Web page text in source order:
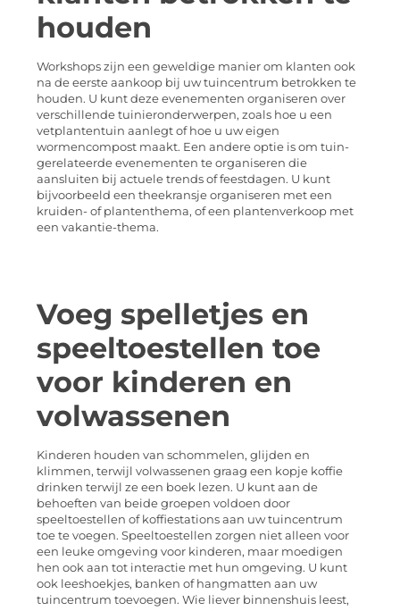
houden
Workshops zijn een geweldige manier om klanten ook
na de eerste aankoop bij uw tuincentrum betrokken te
houden. U kunt deze evenementen organiseren over
verschillende tuinieronderwerpen, zoals hoe u een
vetplantentuin aanlegt of hoe u uw eigen
wormencompost maakt. Een andere optie is om tuin-
gerelateerde evenementen te organiseren die
aansluiten bij actuele trends of feestdagen. U kunt
bijvoorbeeld een theekransje organiseren met een
kruiden- of plantenthema, of een plantenverkoop met
een vakantie-thema.
Voeg spelletjes en
speeltoestellen toe
voor kinderen en
volwassenen
Kinderen houden van schommelen, glijden en
klimmen, terwijl volwassenen graag een kopje koffie
drinken terwijl ze een boek lezen. U kunt aan de
behoeften van beide groepen voldoen door
speeltoestellen of koffiestations aan uw tuincentrum
toe te voegen. Speeltoestellen zorgen niet alleen voor
een leuke omgeving voor kinderen, maar moedigen
hen ook aan tot interactie met hun omgeving. U kunt
ook leeshoekjes, banken of hangmatten aan uw
tuincentrum toevoegen. Wie liever binnenshuis leest,